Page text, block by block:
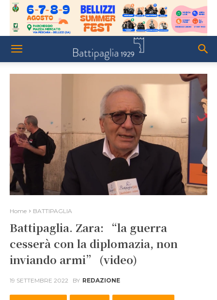
Home BATTIPAGLIA
Battipaglia. Zara: “la guerra
cesserà con la diplomazia, non
inviando armi” (video)
19 SETTEMBRE 2022 BY REDAZIONE